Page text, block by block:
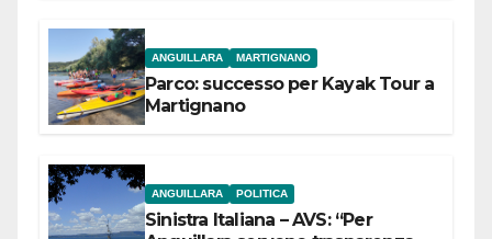
ANGUILLARA MARTIGNANO
Parco: successo per Kayak Tour a
Martignano
ANGUILLARA POLITICA
Sinistra Italiana – AVS: “Per